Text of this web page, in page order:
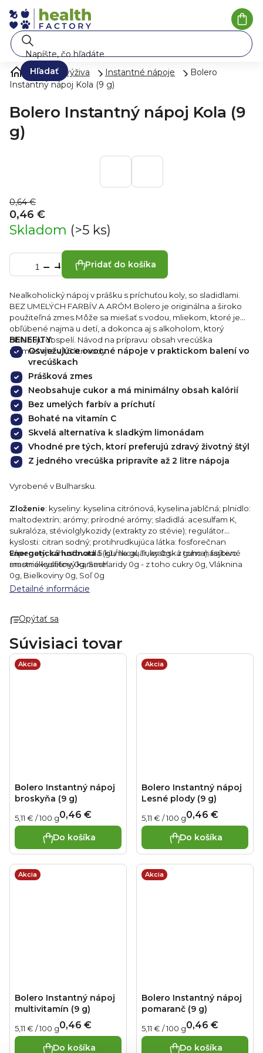
Prejsť
na
obsah
Hľadať
Zdravá výživa Instantné nápoje
Bolero
Instantný nápoj Kola (9 g)
Bolero Instantný nápoj Kola (9
g)
0,64 €
0,46 €
Skladom (>5 ks)
Pridať do košíka
Nealkoholický nápoj v prášku s príchuťou koly, so sladidlami.
BEZ UMELÝCH FARBÍV A ARÓM.Bolero je originálna a široko
použiteľná zmes.Môže sa miešať s vodou, mliekom, ktoré je
obľúbené najmä u detí, a dokonca aj s alkoholom, ktorý
obľubujú dospelí. Návod na prípravu: obsah vrecúška
rozmiešajte v 1,5 litri vody.
BENEFITY:
Osviežujúce ovocné nápoje v praktickom balení vo
vrecúškach
Prášková zmes
Neobsahuje cukor a má minimálny obsah kalórií
Bez umelých farbív a príchutí
Bohaté na vitamín C
Skvelá alternatíva k sladkým limonádam
Vhodné pre tých, ktorí preferujú zdravý životný štýl
Z jedného vrecúška pripravíte až 2 litre nápoja
Vyrobené v Bulharsku.
Zloženie: kyseliny: kyselina citrónová, kyselina jablčná; plnidlo:
maltodextrín; arómy; prírodné arómy; sladidlá: acesulfam K,
sukralóza, stéviolglykozidy (extrakty zo stévie); regulátor
kyslosti: citran sodný; protihrudkujúca látka: fosforečnan
vápenatý; zahusťovadlá (guma guar, arabská guma); farbivo:
amoniaksulfitový karamel.
Energetickáhodnota5 kJ / 1kcal, Tuky 0g - z toho nasýtené
mastné kyseliny 0g, Sacharidy 0g - z toho cukry 0g, Vláknina
0g, Bielkoviny 0g, Soľ 0g
Detailné informácie
Opýtať sa
Súvisiaci tovar
Akcia
Bolero Instantný nápoj
broskyňa (9 g)
0,46 €
Jednotková
cena:
5,11 € / 100 g
Do košíka
Akcia
Bolero Instantný nápoj
Lesné plody (9 g)
0,46 €
Jednotková
cena:
5,11 € / 100 g
Do košíka
Akcia
Bolero Instantný nápoj
multivitamín (9 g)
0,46 €
Jednotková
cena:
5,11 € / 100 g
Do košíka
Akcia
Bolero Instantný nápoj
pomaranč (9 g)
0,46 €
Jednotková
cena:
5,11 € / 100 g
Do košíka